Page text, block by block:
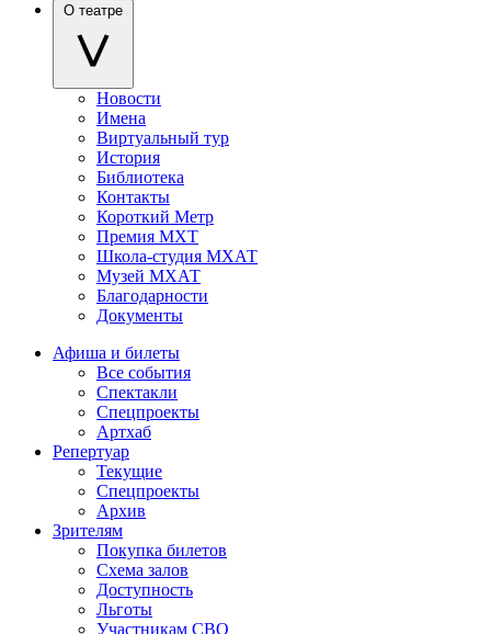
О театре
Новости
Имена
Виртуальный тур
История
Библиотека
Контакты
Короткий Метр
Премия МХТ
Школа-студия МХАТ
Музей МХАТ
Благодарности
Документы
Афиша и билеты
Все события
Спектакли
Спецпроекты
Артхаб
Репертуар
Текущие
Спецпроекты
Архив
Зрителям
Покупка билетов
Схема залов
Доступность
Льготы
Участникам СВО